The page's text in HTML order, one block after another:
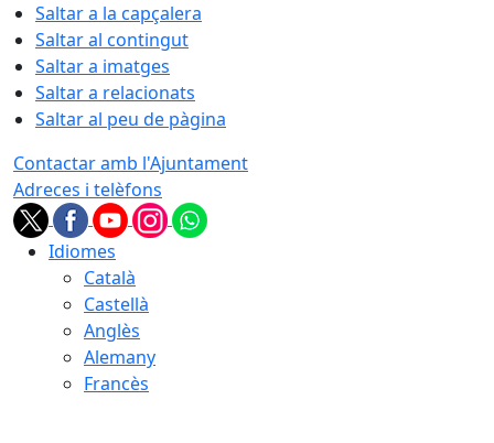
Saltar a la capçalera
Saltar al contingut
Saltar a imatges
Saltar a relacionats
Saltar al peu de pàgina
Contactar amb l'Ajuntament
Adreces i telèfons
Idiomes
Català
Castellà
Anglès
Alemany
Francès